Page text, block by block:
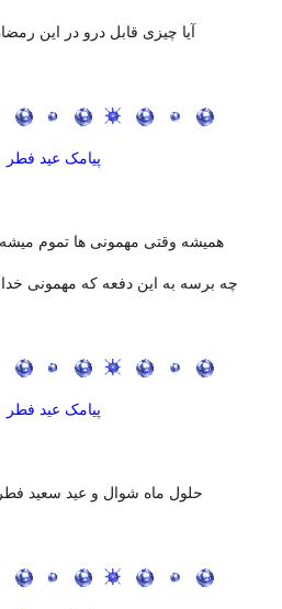
آیا چیزی قابل درو در این
پیامک عید فطر
همیشه وقتی مهمونی ها تموم
چه برسه به این دفعه که مهمونی خدا
پیامک عید فطر
حلول ماه شوال و عید سعید فطر